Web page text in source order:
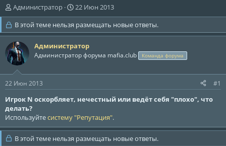
А
в
т
о
р
т
е
м
ы
Администратор
Д
а
т
а
н
а
22 Июн 2013
В этой теме нельзя размещать новые ответы.
Администратор
Администратор форума mafia.club Команда форума
22 Июн 2013 #1
Игрок N оскорбляет, нечестный или ведёт себя "плохо", что
делать?
Используйтесистему "Репутация".
В этой теме нельзя размещать новые ответы.